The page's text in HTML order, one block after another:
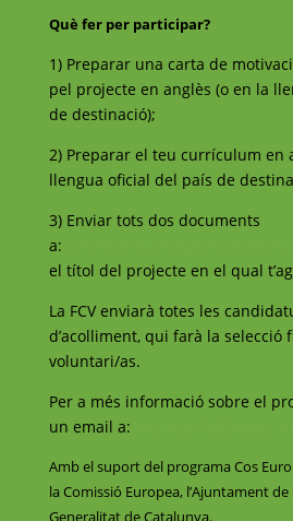
Què fer per participar?
1) Preparar una carta de
pel projecte en anglès (o en la
de destinació);
2) Preparar el teu currículum en
llengua oficial del país de
3) Enviar tots dos documents
a:
el títol del projecte en el qual
La FCV enviarà totes les
d’acolliment, qui farà la selecció
voluntari/as.
Per a més informació sobre el
un email a:
Amb el suport del programa Cos
la Comissió Europea, l’Ajuntament de
Generalitat de Catalunya.